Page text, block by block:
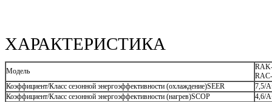
ХАРАКТЕРИСТИКА
Модель
Коэффициент/Класс сезонной энергоэффективности (охлаждение)SEER
7,5/
Коэффициент/Класс сезонной энергоэффективности (нагрев)SCOP
4,6/